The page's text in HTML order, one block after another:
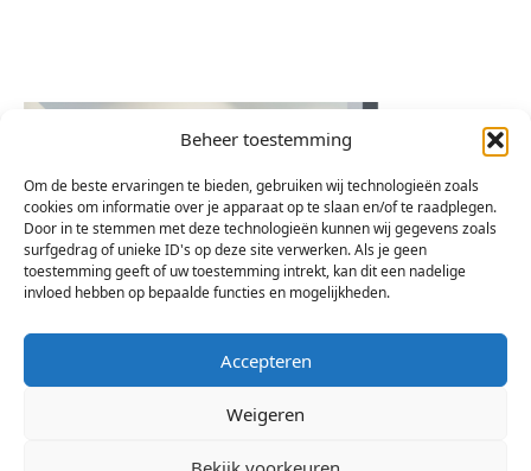
Beheer toestemming
Om de beste ervaringen te bieden, gebruiken wij technologieën zoals
cookies om informatie over je apparaat op te slaan en/of te raadplegen.
Door in te stemmen met deze technologieën kunnen wij gegevens zoals
surfgedrag of unieke ID's op deze site verwerken. Als je geen
toestemming geeft of uw toestemming intrekt, kan dit een nadelige
invloed hebben op bepaalde functies en mogelijkheden.
Accepteren
Weigeren